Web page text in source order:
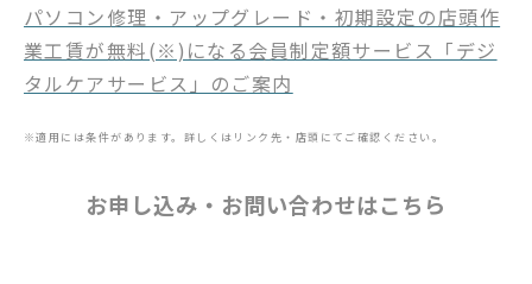
パソコン修理・アップグレード・初期設定の店頭作
業工賃が無料(※)になる会員制定額サービス「デジ
タルケアサービス」のご案内
※適用には条件があります。詳しくはリンク先・店頭にてご確認ください。
お申し込み・お問い合わせはこちら